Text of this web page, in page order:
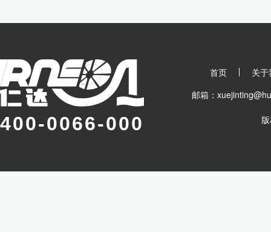
400-0066-000
首页
关
邮箱：